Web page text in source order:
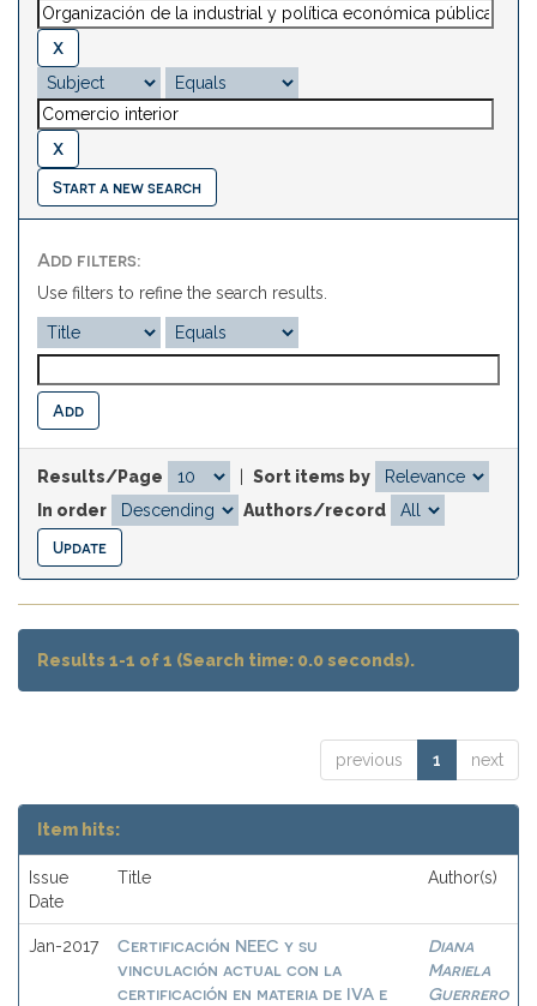
Start a new search
Add filters:
Use filters to refine the search results.
Results/Page
Sort items by
In order
Authors/record
Results 1-1 of 1 (Search time: 0.0 seconds).
previous 1 next
Item hits:
Issue
Date
Title Author(s)
Jan-2017
Certificación NEEC y su
vinculación actual con la
certificación en materia de IVA e
Diana
Mariela
Guerrero